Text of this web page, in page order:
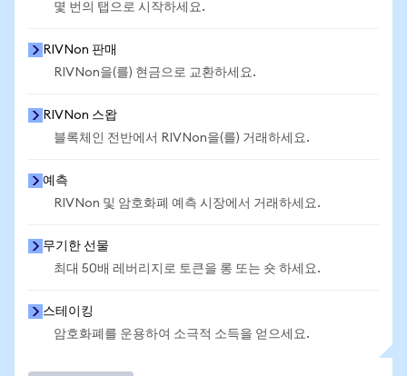
몇 번의 탭으로 시작하세요.
RIVNon 판매
RIVNon을(를) 현금으로 교환하세요.
RIVNon 스왑
블록체인 전반에서 RIVNon을(를) 거래하세요.
예측
RIVNon 및 암호화폐 예측 시장에서 거래하세요.
무기한 선물
최대 50배 레버리지로 토큰을 롱 또는 숏 하세요.
스테이킹
암호화폐를 운용하여 소극적 소득을 얻으세요.